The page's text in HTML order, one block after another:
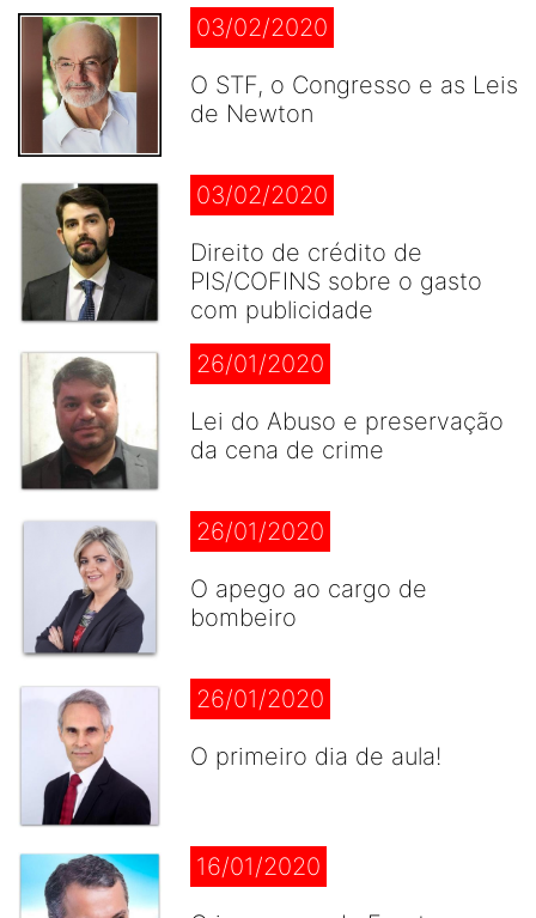
03/02/2020
O STF, o Congresso e as Leis
de Newton
03/02/2020
Direito de crédito de
PIS/COFINS sobre o gasto
com publicidade
26/01/2020
Lei do Abuso e preservação
da cena de crime
26/01/2020
O apego ao cargo de
bombeiro
26/01/2020
O primeiro dia de aula!
16/01/2020